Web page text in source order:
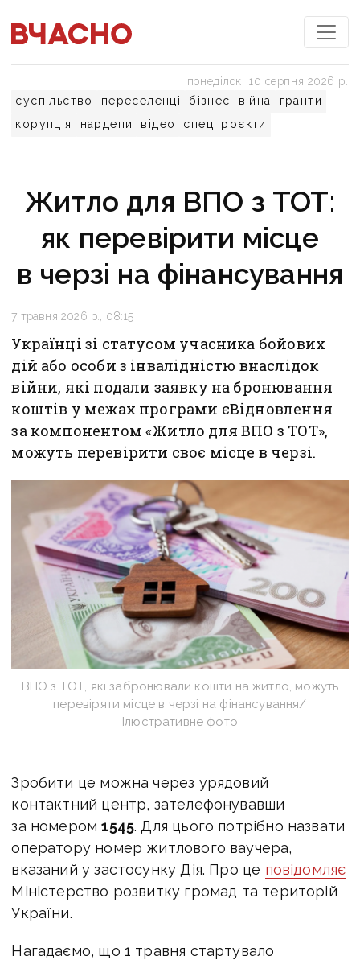
суспільство переселенці бізнес війна
гранти
корупція
нардепи відео спецпроєкти
понеділок, 10 серпня 2026 р.
Житло для ВПО з ТОТ:
як перевірити місце
в черзі на фінансування
7 травня 2026 р., 08:15
Українці зі статусом учасника бойових
дій або особи з інвалідністю внаслідок
війни, які подали заявку на бронювання
коштів у межах програми єВідновлення
за компонентом «Житло для ВПО з ТОТ»,
можуть перевірити своє місце в черзі.
ВПО з ТОТ, які забронювали кошти на житло, можуть
перевіряти місце в черзі на фінансування/
Ілюстративне фото
Зробити це можна через урядовий
контактний центр, зателефонувавши
за номером1545. Для цього потрібно назвати
оператору номер житлового ваучера,
вказаний у застосунку Дія. Про це повідомляє
Міністерство розвитку громад та територій
України.
Нагадаємо, що 1 травня стартувало